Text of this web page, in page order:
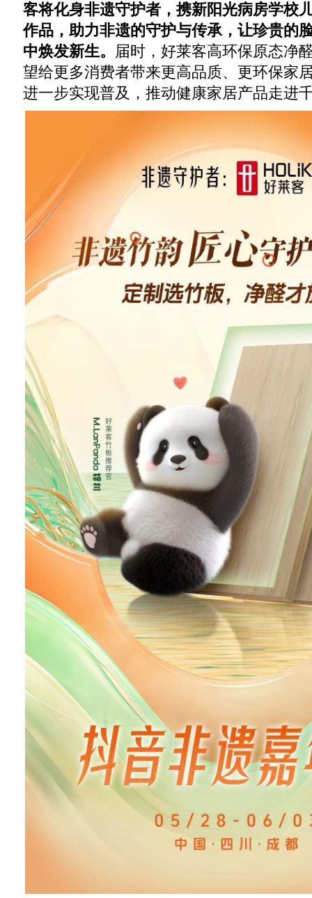
客将化身非遗守护者，携新阳光病房学校
作品， 助力非遗的守护与传承， 让珍贵的
中焕发新生。 届时，好莱客高环保原态净
望给更多消费者带来更高品质、更环保家
进一步实现普及，推动健康家居产品走进